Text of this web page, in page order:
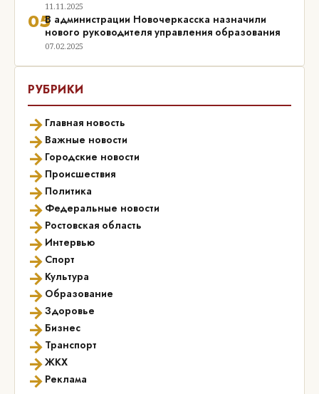
11.11.2025
05В администрации Новочеркасска назначили
нового руководителя управления образования
07.02.2025
РУБРИКИ
→ Главная новость
→ Важные новости
→ Городские новости
→ Происшествия
→ Политика
→ Федеральные новости
→ Ростовская область
→ Интервью
→ Спорт
→ Культура
→ Образование
→Здоровье
→ Бизнес
→ Транспорт
→ЖКХ
→ Реклама